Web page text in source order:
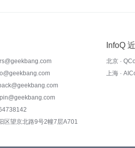
区望京北路9号2幢7层A701
InfoQ
北京 ·
上海 ·